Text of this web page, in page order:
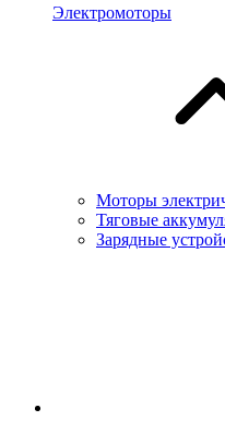
Электромоторы
Моторы
Тяговые
Зарядные